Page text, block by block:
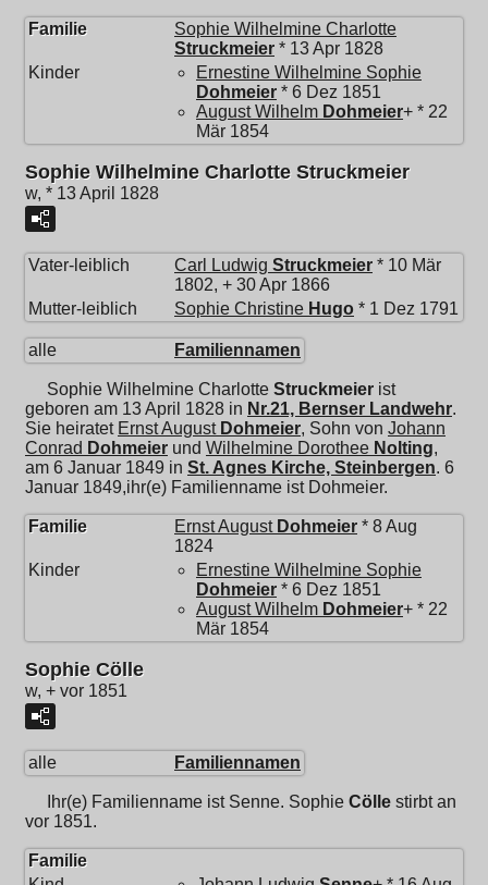
Familie
Sophie Wilhelmine Charlotte
Struckmeier * 13 Apr 1828
Kinder
Ernestine Wilhelmine Sophie
Dohmeier * 6 Dez 1851
August Wilhelm Dohmeier+ * 22
Mär 1854
Sophie Wilhelmine Charlotte Struckmeier
w, * 13 April 1828
Vater-leiblich Carl Ludwig Struckmeier * 10 Mär
1802, + 30 Apr 1866
Mutter-leiblich
Sophie Christine Hugo * 1 Dez 1791
alle Familiennamen
Sophie Wilhelmine Charlotte Struckmeier ist
geboren am 13 April 1828 in Nr.21, Bernser Landwehr.
Sie heiratet Ernst August Dohmeier, Sohn von Johann
Conrad Dohmeier und Wilhelmine Dorothee Nolting,
am 6 Januar 1849 in St. Agnes Kirche, Steinbergen. 6
Januar 1849,ihr(e) Familienname ist Dohmeier.
Familie Ernst August Dohmeier * 8 Aug
1824
Kinder
Ernestine Wilhelmine Sophie
Dohmeier * 6 Dez 1851
August Wilhelm Dohmeier+ * 22
Mär 1854
Sophie Cölle
w, + vor 1851
alle Familiennamen
Ihr(e) Familienname ist Senne. Sophie Cölle stirbt an
vor 1851.
Familie